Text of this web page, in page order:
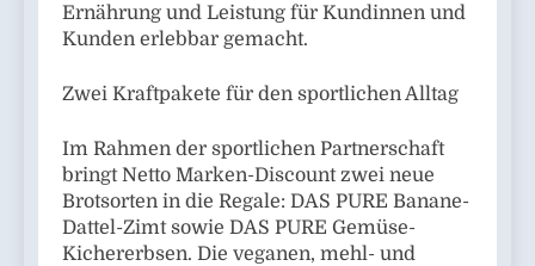
Ernährung und Leistung für Kundinnen und
Kunden erlebbar gemacht.
Zwei Kraftpakete für den sportlichen Alltag
Im Rahmen der sportlichen Partnerschaft
bringt Netto Marken-Discount zwei neue
Brotsorten in die Regale: DAS PURE Banane-
Dattel-Zimt sowie DAS PURE Gemüse-
Kichererbsen. Die veganen, mehl- und